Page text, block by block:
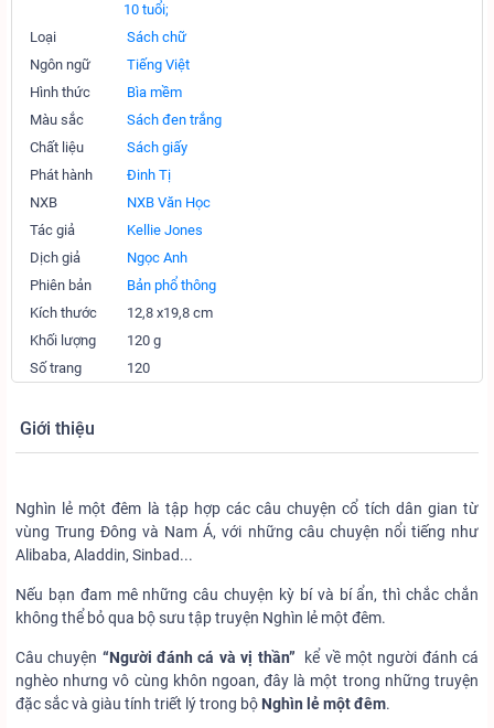
10 tuổi;
Loại
Sách chữ
Ngôn ngữ
Tiếng Việt
Hình thức
Bìa mềm
Màu sắc
Sách đen trắng
Chất liệu
Sách giấy
Phát hành
Đinh Tị
NXB
NXB Văn Học
Tác giả
Kellie Jones
Dịch giả
Ngọc Anh
Phiên bản
Bản phổ thông
Kích thước
12,8 x19,8 cm
Khối lượng
120 g
Số trang
120
Giới thiệu
Nghìn lẻ một đêm là tập hợp các câu chuyện cổ tích dân gian từ
vùng Trung Đông và Nam Á, với những câu chuyện nổi tiếng như
Alibaba, Aladdin, Sinbad...
Nếu bạn đam mê những câu chuyện kỳ bí và bí ẩn, thì chắc chắn
không thể bỏ qua bộ sưu tập truyện Nghìn lẻ một đêm.
Câu chuyện “Người đánh cá và vị thần” kể về một người đánh cá
nghèo nhưng vô cùng khôn ngoan, đây là một trong những truyện
đặc sắc và giàu tính triết lý trong bộ Nghìn lẻ một đêm.